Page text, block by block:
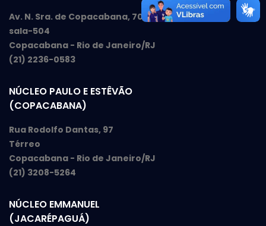
Av. N. Sra. de Copacabana, 709
sala-504
Copacabana - Rio de Janeiro/RJ
(21) 2236-0583
NÚCLEO PAULO E ESTÊVÃO
(COPACABANA)
Rua Rodolfo Dantas, 97
Térreo
Copacabana - Rio de Janeiro/RJ
(21) 3208-5264
NÚCLEO EMMANUEL
(JACARÉPAGUÁ)